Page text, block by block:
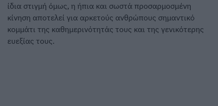
ίδια στιγμή όμως, η ήπια και σωστά προσαρμοσμένη
κίνηση αποτελεί για αρκετούς ανθρώπους σημαντικό
κομμάτι της καθημερινότητάς τους και της γενικότερης
ευεξίας τους.